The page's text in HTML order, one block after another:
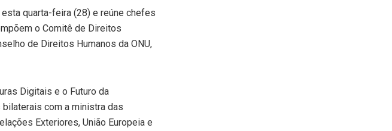
quarta-feira (28) e reúne chefes
o Comitê de Direitos
de Direitos Humanos da ONU,
Digitais e o Futuro da
com a ministra das
Exteriores, União Europeia e